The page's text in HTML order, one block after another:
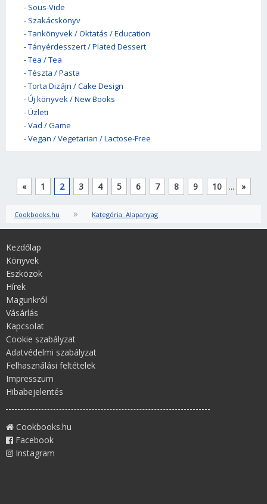
- Sous-Vide
- Szakácskönyv
-Tankönyvek / Oktatás / Education
-Tányérdesszert / Plated Dessert
-Tea / Tea
-Tészta / Pasta
-Torta Dizájn / Cake Design
-Új könyvek / New Books
-Üzleti
-Vad / Game
-Vegan / Vegetarian / Lactose-Free
« 1 2 3 4 5 6 7 8 9 10 ... »
Cookbooks.hu » Kategória: Alapanyag
Kezdőlap
Könyvek
Eszközök
Hírek
Magunkról
Vásárlás
Kapcsolat
Cookie szabályzat
Adatvédelmi szabályzat
Felhasználási feltételek
Impresszum
Hibabejelentés
Cookbooks.hu
Facebook
Instagram